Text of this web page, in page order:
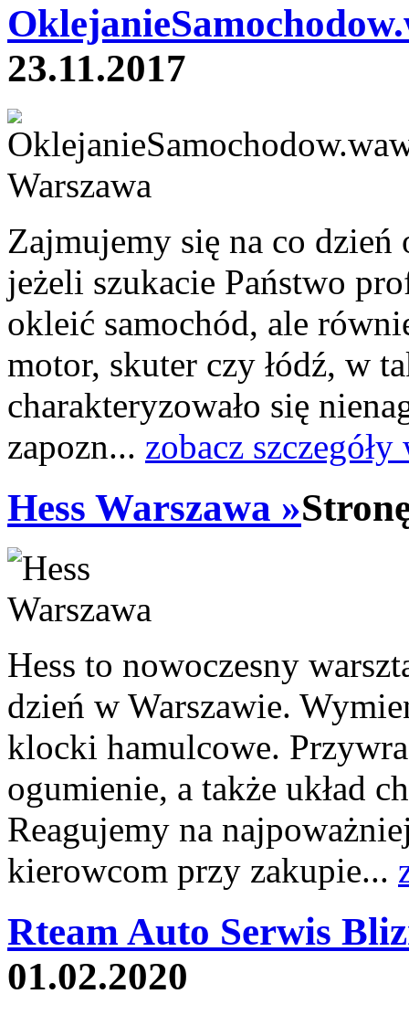
23.11.2017
Zajmujemy się na co
jeżeli szukacie Państwo
okleić samochód, ale
motor, skuter czy łódź, w
charakteryzowało się
zapozn... zobacz
Hess Warszawa »
Hess to nowoczesny
dzień w Warszawie.
klocki hamulcowe.
ogumienie, a także układ
Reagujemy na
kierowcom przy zakupie...
Rteam Auto Serwis
01.02.2020